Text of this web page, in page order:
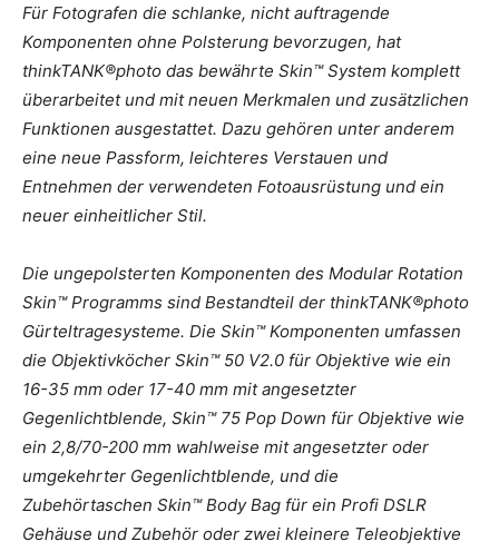
Für Fotografen die schlanke, nicht auftragende
Komponenten ohne Polsterung bevorzugen, hat
thinkTANK®photo das bewährte Skin™ System komplett
überarbeitet und mit neuen Merkmalen und zusätzlichen
Funktionen ausgestattet. Dazu gehören unter anderem
eine neue Passform, leichteres Verstauen und
Entnehmen der verwendeten Fotoausrüstung und ein
neuer einheitlicher Stil.
Die ungepolsterten Komponenten des Modular Rotation
Skin™ Programms sind Bestandteil der thinkTANK®photo
Gürteltragesysteme. Die Skin™ Komponenten umfassen
die Objektivköcher Skin™ 50 V2.0 für Objektive wie ein
16-35 mm oder 17-40 mm mit angesetzter
Gegenlichtblende, Skin™ 75 Pop Down für Objektive wie
ein 2,8/70-200 mm wahlweise mit angesetzter oder
umgekehrter Gegenlichtblende, und die
Zubehörtaschen Skin™ Body Bag für ein Profi DSLR
Gehäuse und Zubehör oder zwei kleinere Teleobjektive